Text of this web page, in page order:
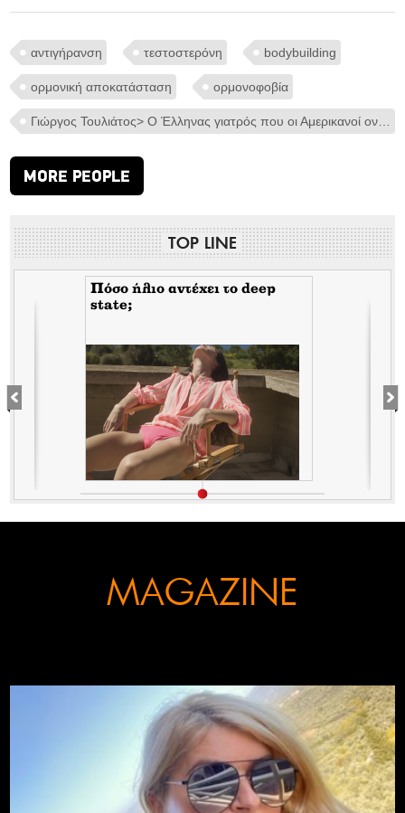
αντιγήρανση τεστοστερόνη bodybuilding
ορμονική αποκατάσταση ορμονοφοβία
Γιώργος Τουλιάτος> Ο Έλληνας γιατρός που οι Αμερικανοί ονόμασαν Δρ. Τεστοστερόνη
MORE PEOPLE
TOP LINE
Πόσο ήλιο αντέχει το deep
state;
MAGAZINE